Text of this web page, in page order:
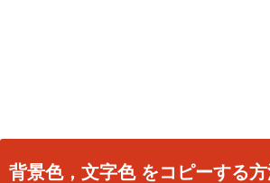
背景色，文字色 をコピーする